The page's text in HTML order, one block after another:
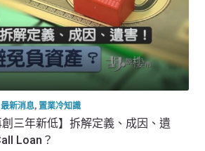
最新消息, 置業冷知識
創三年新低】拆解定義、成因、遺
Loan？